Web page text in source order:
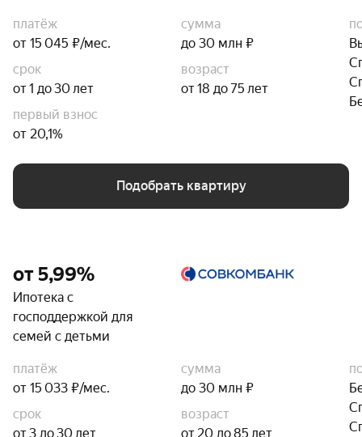
платёж
от 15 045 ₽/мес.
сумма
до 30 млн ₽
срок
от 1 до 30 лет
возраст
от 18 до 75 лет
первый взнос
от 20,1%
Подобрать квартиру
от 5,99%
Ипотека с
господдержкой для
семей с детьми
платёж
от 15 033 ₽/мес.
сумма
до 30 млн ₽
срок
от 3 до 30 лет
возраст
от 20 до 85 лет